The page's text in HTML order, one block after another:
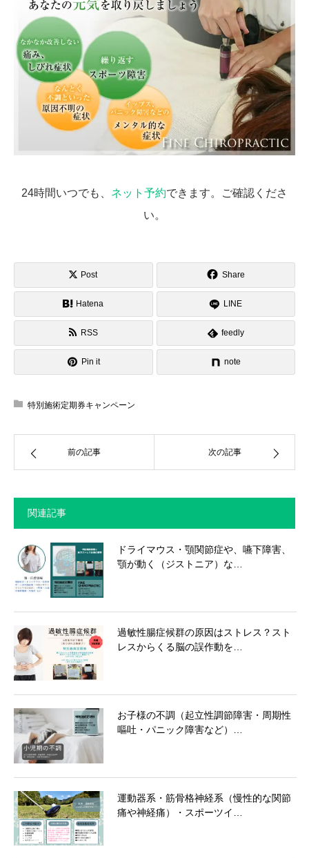
24時間いつでも、 ネット予約できます。ご確認くださ
い。
Post Share
Hatena LINE
RSS feedly
Pin it note
特別施術定期券キャンペーン
前の記事 次の記事
関連記事
ドライマウス・顎関節症や、嚥下障害、
顎が動く（ジストニア）な…
過敏性腸症候群の原因はストレス？スト
レスからくる脳の誤作動を…
お子様の不調（起立性調節障害・周期性
嘔吐・パニック障害など）…
運動器系・筋骨格神経系（慢性的な関節
痛や神経痛）・スポーツイ…